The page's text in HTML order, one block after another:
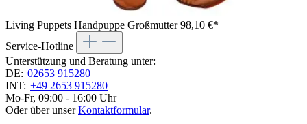
Living Puppets Handpuppe Großmutter98,10 €*
Service-Hotline
Unterstützung und Beratung unter:
DE: 02653 915280
INT: +49 2653 915280
Mo-Fr, 09:00 - 16:00 Uhr
Oder über unserKontaktformular.